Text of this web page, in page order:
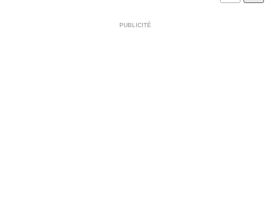
PUBLICITÉ